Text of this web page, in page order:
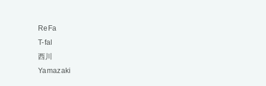
ReFa
T-fal
西川
Yamazaki